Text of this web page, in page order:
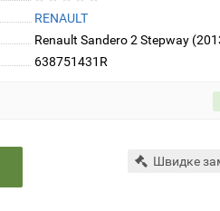
RENAULT
Renault Sandero 2 Stepway
638751431R
Швидке